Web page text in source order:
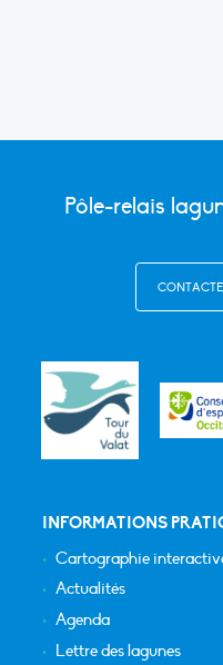
Pôle-relais
INFORMATIONS
Cartographie
Actualités
Agenda
Lettre des lagunes